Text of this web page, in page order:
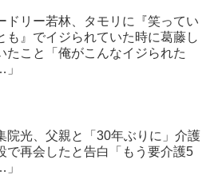
ドリー若林、タモリに『笑ってい
も』でイジられていた時に葛藤し
たこと「俺がこんなイジられた
院光、父親と「30年ぶりに」介護
で再会したと告白「もう要介護5